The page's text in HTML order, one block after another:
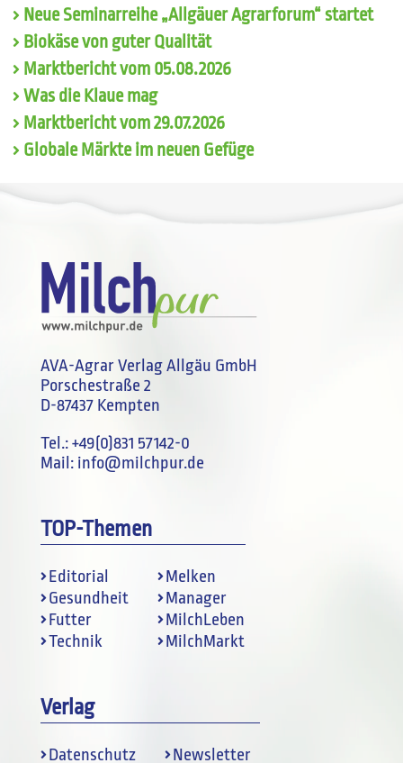
Neue Seminarreihe „Allgäuer Agrarforum“ startet
Biokäse von guter Qualität
Marktbericht vom 05.08.2026
Was die Klaue mag
Marktbericht vom 29.07.2026
Globale Märkte im neuen Gefüge
AVA-Agrar Verlag Allgäu GmbH
Porschestraße 2
D-87437 Kempten
Tel.:+49(0)831 57142-0
Mail: info@milchpur.de
TOP-Themen
Editorial
Gesundheit
Futter
Technik
Melken
Manager
MilchLeben
MilchMarkt
Verlag
Datenschutz Newsletter